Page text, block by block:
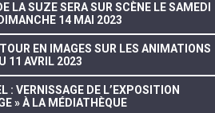
LA SUZE SERA SUR SCÈNE LE SAMEDI
14 MAI 2023
EN IMAGES SUR LES ANIMATIONS
11 AVRIL 2023
: VERNISSAGE DE L’EXPOSITION
» À LA MÉDIATHÈQUE